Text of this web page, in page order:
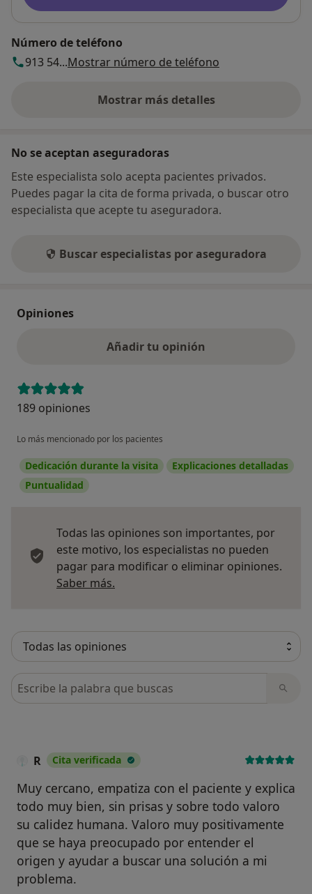
Número de teléfono
913 54...Mostrar número de teléfono
Mostrar más detalles
sobre la dirección
No se aceptan aseguradoras
Este especialista solo acepta pacientes privados.
Puedes pagar la cita de forma privada, o buscar otro
especialista que acepte tu aseguradora.
Buscar especialistas por aseguradora
Opiniones
Añadir tu opinión
189 opiniones
Lo más mencionado por los pacientes
Dedicación durante la visita
Explicaciones detalladas
Puntualidad
Todas las opiniones son importantes, por
este motivo, los especialistas no pueden
pagar para modificar o eliminar opiniones.
Saber más.
Busca en opiniones
R Cita verificada
Muy cercano, empatiza con el paciente y explica
todo muy bien, sin prisas y sobre todo valoro
su calidez humana. Valoro muy positivamente
que se haya preocupado por entender el
origen y ayudar a buscar una solución a mi
problema.